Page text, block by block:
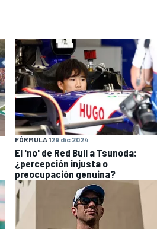
FÓRMULA 129 dic 2024
El 'no' de Red Bull a Tsunoda:
¿percepción injusta o
preocupación genuina?